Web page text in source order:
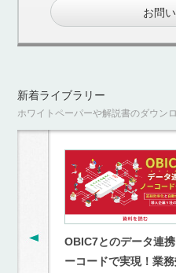
お問
新着ライブラリー
ホワイトペーパーや解説書のダウン
OBIC7とのデータ連
ーコードで実現！業